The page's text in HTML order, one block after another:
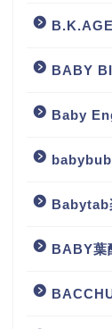
BABY
Baby
Babytab
BABY葉